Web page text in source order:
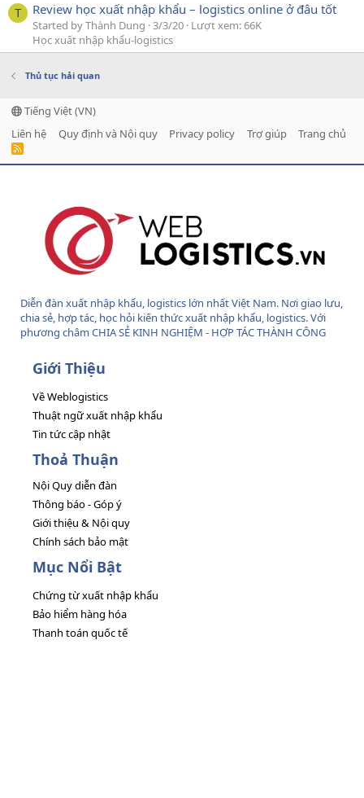
T Review học xuất nhập khẩu – logistics online ở đâu tốt
Started by Thành Dung 3/3/20 Lượt xem: 66K
Học xuất nhập khẩu-logistics
Thủ tục hải quan
Tiếng Việt (VN)
Liên hệ
Quy định và Nội quy Privacy policy Trợ giúp Trang chủ
R
Diễn đàn xuất nhập khẩu, logistics lớn nhất Việt Nam. Nơi giao lưu,
chia sẻ, hợp tác, học hỏi kiến thức xuất nhập khẩu, logistics. Với
phương châm CHIA SẺ KINH NGHIỆM - HỢP TÁC THÀNH CÔNG
Giới Thiệu
Về Weblogistics
Thuật ngữ xuất nhập khẩu
Tin tức cập nhật
Thoả Thuận
Nội Quy diễn đàn
Thông báo - Góp ý
Giới thiệu & Nội quy
Chính sách bảo mật
Mục Nổi Bật
Chứng từ xuất nhập khẩu
Bảo hiểm hàng hóa
Thanh toán quốc tế